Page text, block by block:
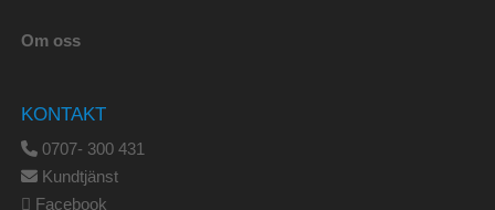
Om oss
KONTAKT
0707- 300 431
Kundtjänst
Facebook